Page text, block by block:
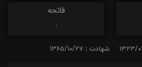
فاتحه
1
شهادت : 1365/10/27